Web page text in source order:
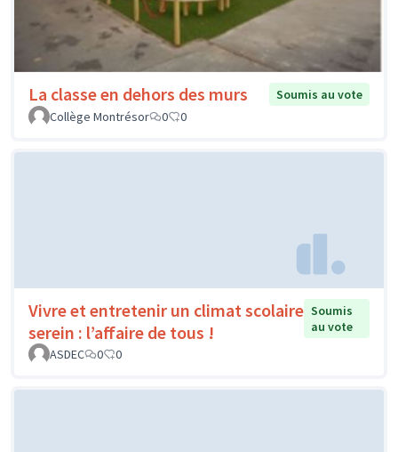
La classe en dehors des murs
Soumis au vote
Collège Montrésor
0 0
Vivre et entretenir un climat scolaire
serein : l’affaire de tous !
Soumis
au vote
ASDEC
0 0